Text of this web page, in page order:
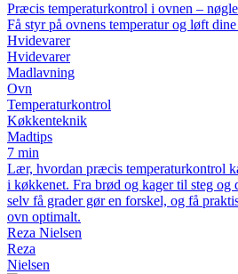
Præcis temperaturkontrol i ovnen –
Få styr på ovnens temperatur og løft
Hvidevarer
Hvidevarer
Madlavning
Ovn
Temperaturkontrol
Køkkenteknik
Madtips
7 min
Lær, hvordan præcis temperaturkontrol
i køkkenet. Fra brød og kager til steg og
selv få grader gør en forskel, og få
ovn optimalt.
Reza Nielsen
Reza
Nielsen